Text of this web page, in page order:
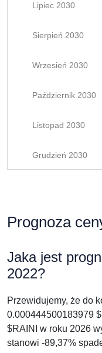
Lipiec 2030
Sierpień 2030
Wrzesień 2030
Październik 2030
Listopad 2030
Grudzień 2030
Prognoza
Jaka jest
2022?
Przewidujemy, że do
0.000444500183979
$RAINI w roku 2026
stanowi -89,37%